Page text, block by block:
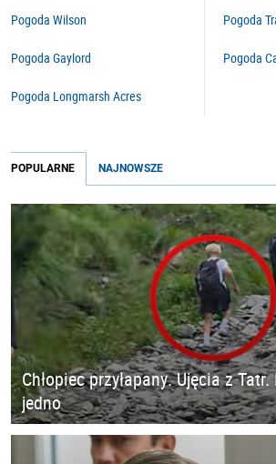
Pogoda Wilson
Pogoda Gaylord
Pogoda Longmarsh Acres
Pogoda
Pogoda
POPULARNE NAJNOWSZE
Chłopiec przyłapany. Ujęcia z
jedno